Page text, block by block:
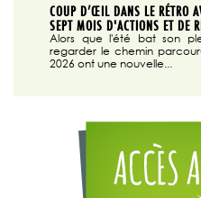
COUP D’ŒIL DANS LE RÉTRO
SEPT MOIS D'ACTIONS ET DE
Alors que l'été bat son
regarder le chemin
2026 ont une nouvelle...